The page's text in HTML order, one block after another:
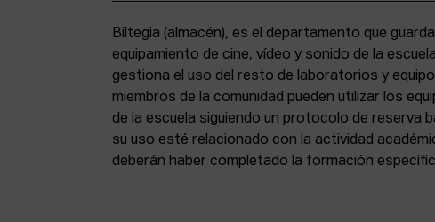
Biltegia (almacén), es el departamento que
equipamiento de cine, vídeo y sonido de la
gestiona el uso del resto de laboratorios y
miembros de la comunidad pueden utilizar los
de la escuela siguiendo un protocolo de reserva
su uso esté relacionado con la actividad
deberán haber completado la formación
los equipos y cumplir con la normativa de asistencia